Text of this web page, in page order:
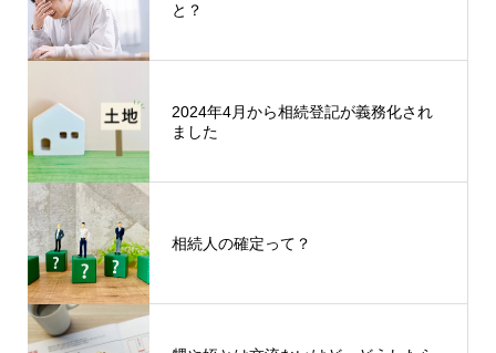
と？
2024年4月から相続登記が義務化され
ました
相続人の確定って？